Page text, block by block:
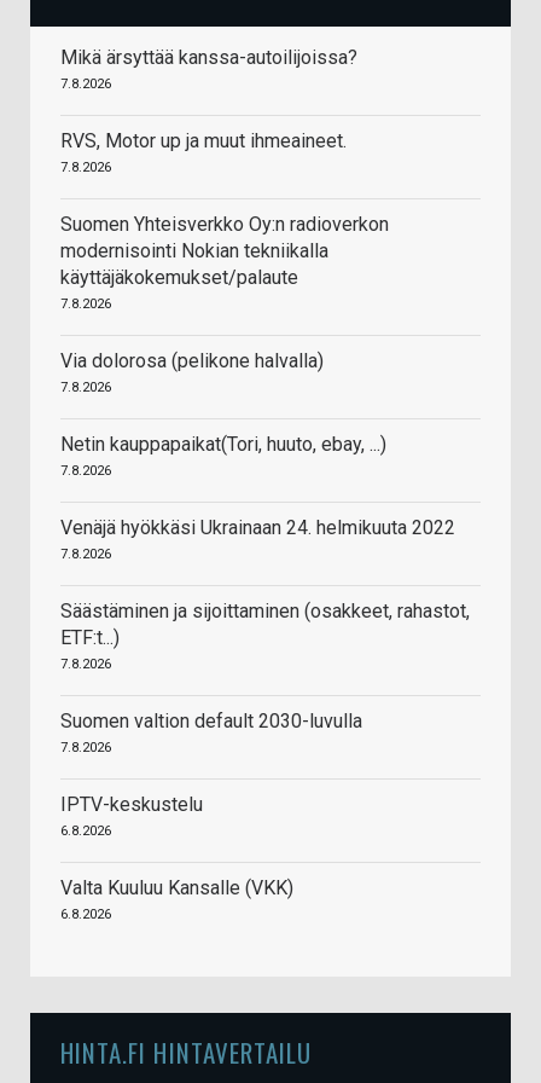
Mikä ärsyttää kanssa-autoilijoissa?
7.8.2026
RVS, Motor up ja muut ihmeaineet.
7.8.2026
Suomen Yhteisverkko Oy:n radioverkon
modernisointi Nokian tekniikalla
käyttäjäkokemukset/palaute
7.8.2026
Via dolorosa (pelikone halvalla)
7.8.2026
Netin kauppapaikat(Tori, huuto, ebay, ...)
7.8.2026
Venäjä hyökkäsi Ukrainaan 24. helmikuuta 2022
7.8.2026
Säästäminen ja sijoittaminen (osakkeet, rahastot,
ETF:t...)
7.8.2026
Suomen valtion default 2030-luvulla
7.8.2026
IPTV-keskustelu
6.8.2026
Valta Kuuluu Kansalle (VKK)
6.8.2026
HINTA.FI HINTAVERTAILU